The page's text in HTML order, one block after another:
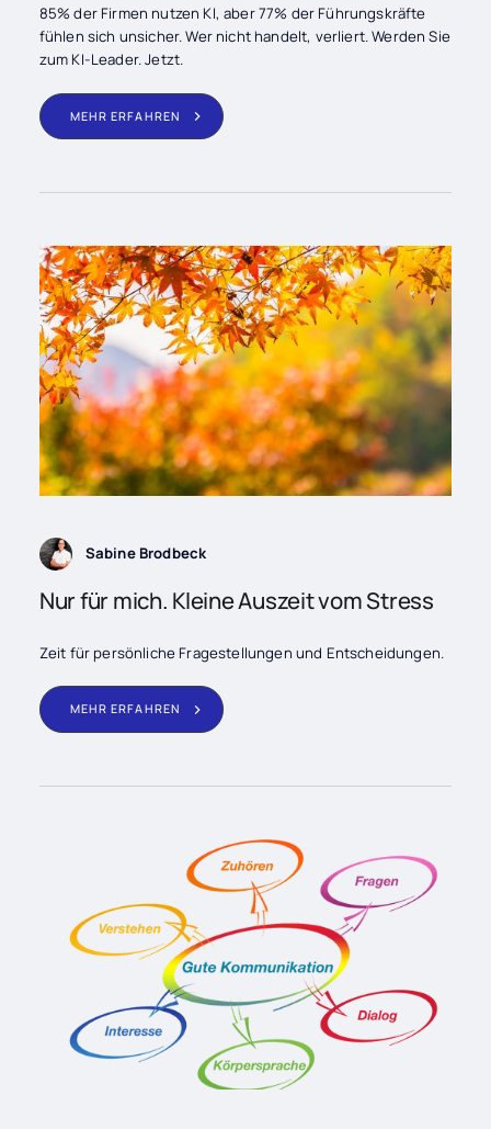
85% der Firmen nutzen KI, aber 77% der Führungskräfte
fühlen sich unsicher. Wer nicht handelt, verliert. Werden Sie
zum KI-Leader. Jetzt.
MEHR ERFAHREN
Sabine Brodbeck
Nur für mich. Kleine Auszeit vom Stress
Zeit für persönliche Fragestellungen und Entscheidungen.
MEHR ERFAHREN